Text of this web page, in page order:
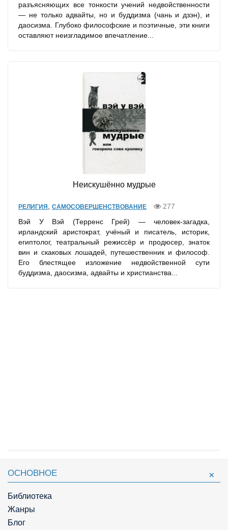
разъясняющих все тонкости учений недвойственности
— не только адвайты, но и буддизма (чань и дзэн), и
даосизма. Глубоко философские и поэтичные, эти книги
оставляют неизгладимое впечатление...
Неискушённо мудрые
РЕЛИГИЯ САМОСОВЕРШЕНСТВОВАНИЕ
277
Вэй У Вэй (Терренс Грей) — человек-загадка,
ирландский аристократ, учёный и писатель, историк,
египтолог, театральный режиссёр и продюсер, знаток
вин и скаковых лошадей, путешественник и философ.
Его блестящее изложение недвойственной сути
буддизма, даосизма, адвайты и христианства...
ОСНОВНОЕ
Библиотека
Жанры
Блог